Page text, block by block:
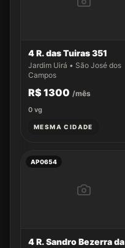
4 R. das Tuiras 351
Jardim Uirá • São José dos
Campos
R$ 1300 /mês
0 vg
MESMA CIDADE
AP0654
4 R. Sandro Bezerra da